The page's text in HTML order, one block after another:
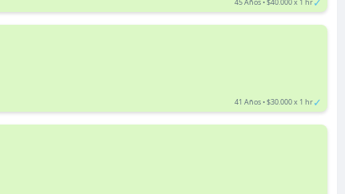
41 Años • $30.000 x 1 hr✓